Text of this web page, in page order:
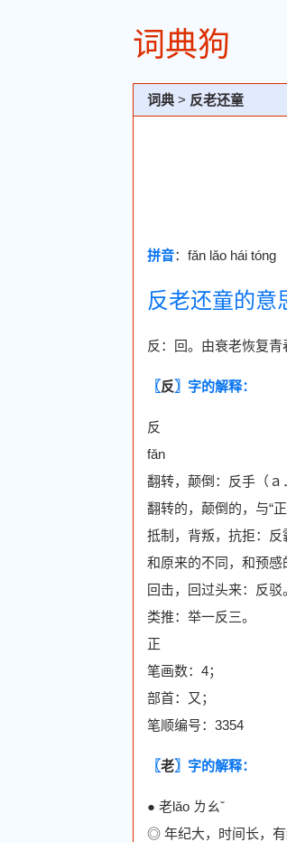
词典狗
词典 > 反老还童
拼音：fǎn lǎo hái tóng
反老还童的意
反：回。由衰老恢复青
〖反〗字的解释：
反
fǎn
翻转，颠倒：反手（ａ
翻转的，颠倒的，与“
抵制，背叛，抗拒：反
和原来的不同，和预感
回击，回过头来：反驳
类推：举一反三。
正
笔画数：4；
部首：又；
笔顺编号：3354
〖老〗字的解释：
● 老lǎo ㄌㄠˇ
◎ 年纪大，时间长，有